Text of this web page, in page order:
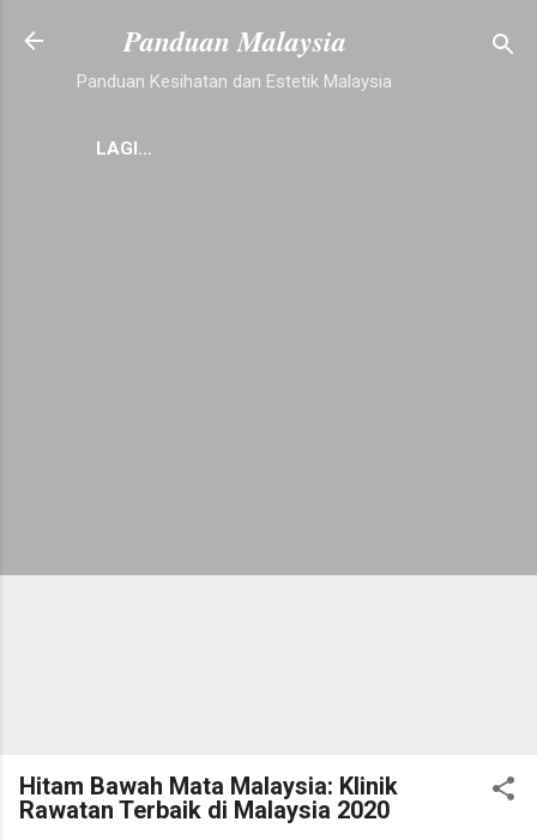
Langkau ke kandungan utama
Panduan Malaysia
Panduan Kesihatan dan Estetik Malaysia
LAGI…
Hitam Bawah Mata Malaysia: Klinik
Rawatan Terbaik di Malaysia 2020